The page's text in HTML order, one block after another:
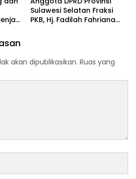
Sulawesi Selatan Fraksi
PKB, Hj. Fadilah Fahriana
Melalui Malam Apresiasi
dan Inovasi Award 2026
akan dipublikasikan. Ruas yang